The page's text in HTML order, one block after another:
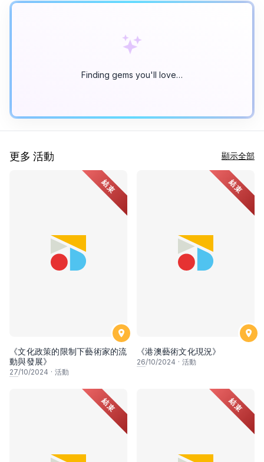
Finding gems you'll love…
更多 活動 顯示全部
結束
《文化政策的限制下藝術家的流
動與發展》
27/10/2024 · 活動
結束
《港澳藝術文化現況》
26/10/2024 · 活動
結束 結束